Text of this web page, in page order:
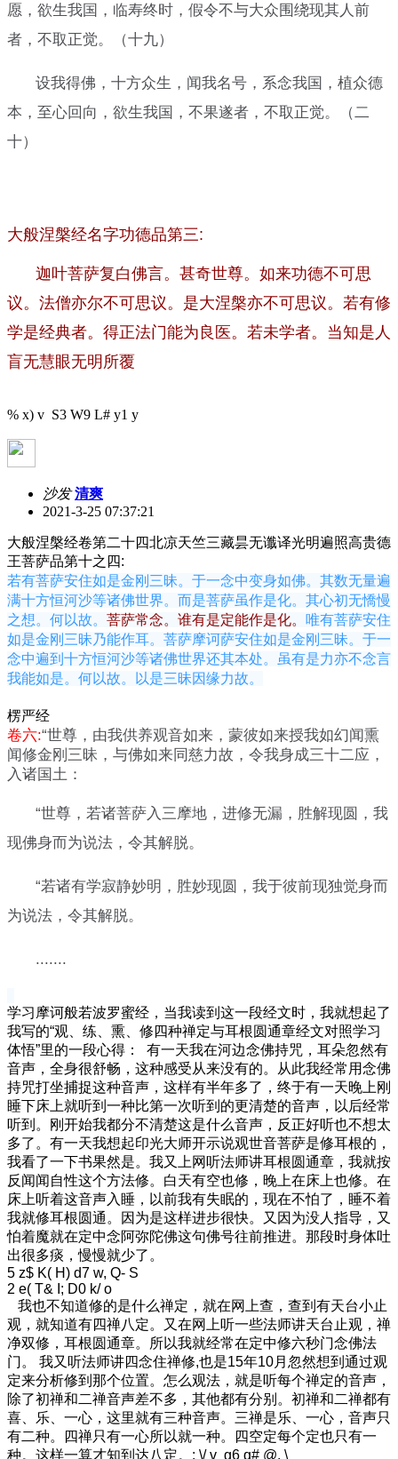
愿，欲生我国，临寿终时，假令不与大众围绕现其人前
者，不取正觉。（十九）
设我得佛，十方众生，闻我名号，系念我国，植众德
本，至心回向，欲生我国，不果遂者，不取正觉。（二
十）
大般涅槃经名字功德品第三:
迦叶菩萨复白佛言。甚奇世尊。如来功德不可思
议。法僧亦尔不可思议。是大涅槃亦不可思议。若有修
学是经典者。得正法门能为良医。若未学者。当知是人
盲无慧眼无明所覆
% x) v S3 W9 L# y1 y
沙发 清爽
2021-3-25 07:37:21
大般涅槃经卷第二十四北凉天竺三藏昙无谶译光明遍照高贵德
王菩萨品第十之四:
若有菩萨安住如是金刚三昧。于一念中变身如佛。其数无量遍
满十方恒河沙等诸佛世界。而是菩萨虽作是化。其心初无憍慢
之想。何以故。 菩萨常念。谁有是定能作是化。 唯有菩萨安住
如是金刚三昧乃能作耳。菩萨摩诃萨安住如是金刚三昧。于一
念中遍到十方恒河沙等诸佛世界还其本处。虽有是力亦不念言
我能如是。何以故。以是三昧因缘力故。
楞严经
卷六:“世尊，由我供养观音如来，蒙彼如来授我如幻闻熏
闻修金刚三昧，与佛如来同慈力故，令我身成三十二应，
入诸国土：
“世尊，若诸菩萨入三摩地，进修无漏，胜解现圆，我
现佛身而为说法，令其解脱。
“若诸有学寂静妙明，胜妙现圆，我于彼前现独觉身而
为说法，令其解脱。
.......
学习摩诃般若波罗蜜经，当我读到这一段经文时，我就想起了
我写的“观、练、熏、修四种禅定与耳根圆通章经文对照学习
体悟”里的一段心得： 有一天我在河边念佛持咒，耳朵忽然有
音声，全身很舒畅，这种感受从来没有的。从此我经常用念佛
持咒打坐捕捉这种音声，这样有半年多了，终于有一天晚上刚
睡下床上就听到一种比第一次听到的更清楚的音声，以后经常
听到。刚开始我都分不清楚这是什么音声，反正好听也不想太
多了。有一天我想起印光大师开示说观世音菩萨是修耳根的，
我看了一下书果然是。我又上网听法师讲耳根圆通章，我就按
反闻闻自性这个方法修。白天有空也修，晚上在床上也修。在
床上听着这音声入睡，以前我有失眠的，现在不怕了，睡不着
我就修耳根圆通。因为是这样进步很快。又因为没人指导，又
怕着魔就在定中念阿弥陀佛这句佛号往前推进。那段时身体吐
出很多痰，慢慢就少了。
5 z$ K( H) d7 w, Q- S
2 e( T& I; D0 k/ o
我也不知道修的是什么禅定，就在网上查，查到有天台小止
观，就知道有四禅八定。又在网上听一些法师讲天台止观，禅
净双修，耳根圆通章。所以我就经常在定中修六秒门念佛法
门。 我又听法师讲四念住禅修,也是15年10月忽然想到通过观
定来分析修到那个位置。怎么观法，就是听每个禅定的音声，
除了初禅和二禅音声差不多，其他都有分别。初禅和二禅都有
喜、乐、一心，这里就有三种音声。三禅是乐、一心，音声只
有二种。四禅只有一心所以就一种。四空定每个定也只有一
种。这样一算才知到达八定。 : \/ v g6 q# @. \